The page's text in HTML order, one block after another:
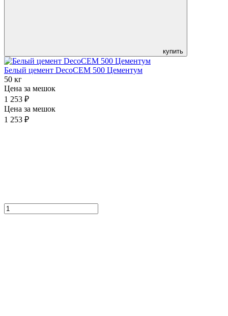
купить
Белый цемент DecoCEM 500 Цементум
50 кг
Цена за мешок
1 253 ₽
Цена за мешок
1 253 ₽